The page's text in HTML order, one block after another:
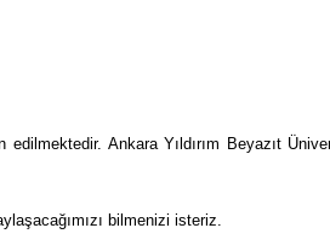
Ankara Yıldırım Beyazıt
bilmenizi isteriz.